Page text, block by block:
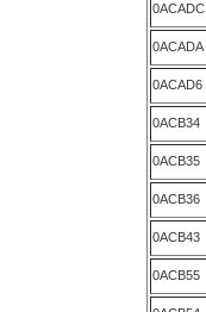
0ACADC
0ACADA
0ACAD6
0ACB34
0ACB35
0ACB36
0ACB43
0ACB55